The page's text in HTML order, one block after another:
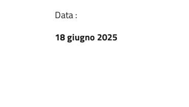
Data :
18 giugno 2025